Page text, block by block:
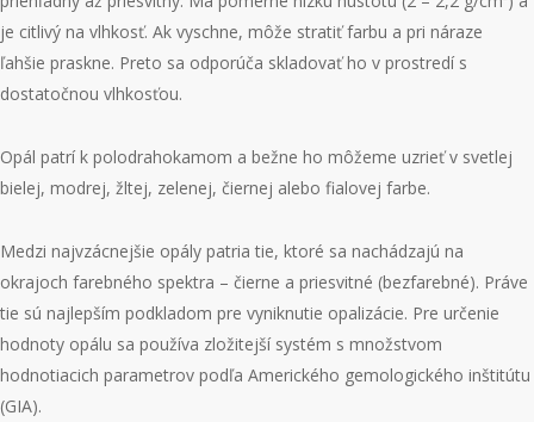
je citlivý na vlhkosť. Ak vyschne, môže stratiť farbu a pri náraze
ľahšie praskne. Preto sa odporúča skladovať ho v prostredí s
dostatočnou vlhkosťou.
Opál patrí k polodrahokamom a bežne ho môžeme uzrieť v svetlej
bielej, modrej, žltej, zelenej, čiernej alebo fialovej farbe.
Medzi najvzácnejšie opály patria tie, ktoré sa nachádzajú na
okrajoch farebného spektra – čierne a priesvitné (bezfarebné). Práve
tie sú najlepším podkladom pre vyniknutie opalizácie. Pre určenie
hodnoty opálu sa používa zložitejší systém s množstvom
hodnotiacich parametrov podľa Amerického gemologického inštitútu
(GIA).